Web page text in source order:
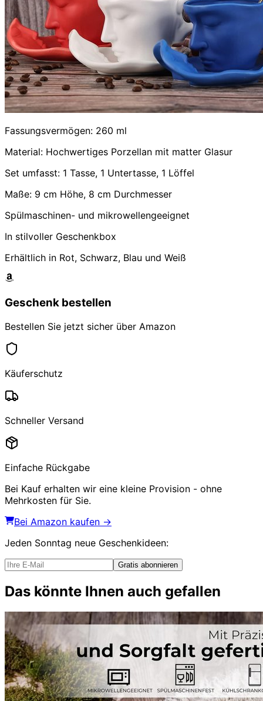
Fassungsvermögen: 260 ml
Material: Hochwertiges Porzellan mit matter Glasur
Set umfasst: 1 Tasse, 1 Untertasse, 1 Löffel
Maße: 9 cm Höhe, 8 cm Durchmesser
Spülmaschinen- und mikrowellengeeignet
In stilvoller Geschenkbox
Erhältlich in Rot, Schwarz, Blau und Weiß
Geschenk bestellen
Bestellen Sie jetzt sicher über Amazon
Käuferschutz
Schneller Versand
Einfache Rückgabe
Bei Kauf erhalten wir eine kleine Provision - ohne
Mehrkosten für Sie.
Bei Amazon kaufen →
Jeden Sonntag neue Geschenkideen:
Gratis abonnieren
Das könnte Ihnen auch gefallen